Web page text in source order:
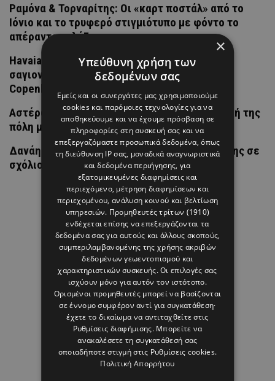
Ραμόνα & Τορναρίτης: Οι «καρτ ποστάλ» από το
Ιόνιο και το τρυφερό στιγμιότυπο με φόντο το
απέραντο γαλάζιο
Havaianas με kitten heel: Η πιο απρόσμενη
σαγιονάρα της σεζόν έκανε ντεμπούτο στην
Copenhagen Fashion Week
Αστέρω Κυπριανού: Επέστρεψε στη φοιτητική της
πόλη μαζί με τον Λούη Πατσαλίδη
Δανάη Μπάρκα: Η αποστομωτική απάντησή της σε
σχόλιο για πλαστική επέμβαση
×
Υπεύθυνη χρήση των
δεδομένων σας
Εμείς και οι συνεργάτες μας χρησιμοποιούμε
cookies και παρόμοιες τεχνολογίες για να
αποθηκεύουμε και να έχουμε πρόσβαση σε
πληροφορίες στη συσκευή σας και να
επεξεργαζόμαστε προσωπικά δεδομένα, όπως
τη διεύθυνση IP σας, μοναδικά αναγνωριστικά
και δεδομένα περιήγησης, για
εξατομικευμένες διαφημίσεις και
περιεχόμενο, μέτρηση διαφημίσεων και
περιεχομένου, ανάλυση κοινού και βελτίωση
υπηρεσιών. Προμηθευτές τρίτων (1910)
ενδέχεται επίσης να επεξεργάζονται τα
δεδομένα σας για αυτούς και άλλους σκοπούς,
συμπεριλαμβανομένης της χρήσης ακριβών
δεδομένων γεωεντοπισμού και
χαρακτηριστικών συσκευής. Οι επιλογές σας
ισχύουν μόνο για αυτόν τον ιστότοπο.
Ορισμένοι προμηθευτές μπορεί να βασίζονται
σε έννομο συμφέρον αντί για συγκατάθεση·
έχετε το δικαίωμα να αντιταχθείτε στις
Ρυθμίσεις διαφήμισης. Μπορείτε να
ανακαλέσετε τη συγκατάθεσή σας
οποιαδήποτε στιγμή στις Ρυθμίσεις cookies.
Πολιτική Απορρήτου